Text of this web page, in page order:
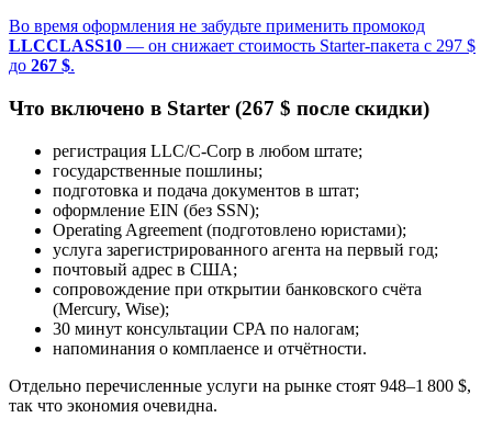
Во время оформления не забудьте применить промокод
LLCCLASS10 — он снижает стоимость Starter-пакета с 297 $
до 267 $.
Что включено в Starter (267 $ после скидки)
регистрация LLC/C-Corp в любом штате;
государственные пошлины;
подготовка и подача документов в штат;
оформление EIN (без SSN);
Operating Agreement (подготовлено юристами);
услугa зарегистрированного агента на первый год;
почтовый адрес в США;
сопровождение при открытии банковского счёта
(Mercury, Wise);
30 минут консультации CPA по налогам;
напоминания о комплаенсе и отчётности.
Отдельно перечисленные услуги на рынке стоят 948–1 800 $,
так что экономия очевидна.